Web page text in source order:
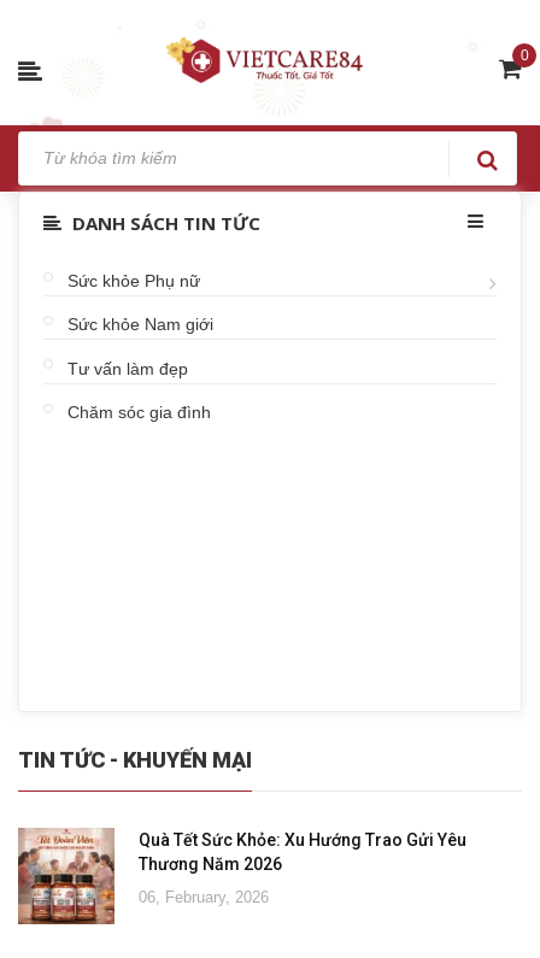
0
DANH SÁCH TIN TỨC
Sức khỏe Phụ nữ
Sức khỏe Nam giới
Tư vấn làm đẹp
Chăm sóc gia đình
TIN TỨC - KHUYẾN MẠI
Quà Tết Sức Khỏe: Xu Hướng Trao Gửi Yêu
Thương Năm 2026
06, February, 2026